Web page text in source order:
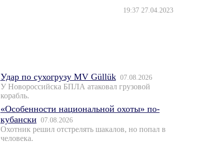
19:37 27.04.2023
Удар по сухогрузу MV Güllük 07.08.2026
У Новороссийска БПЛА атаковал грузовой
корабль.
«Особенности национальной охоты» по-
кубански 07.08.2026
Охотник решил отстрелять шакалов, но попал в
человека.